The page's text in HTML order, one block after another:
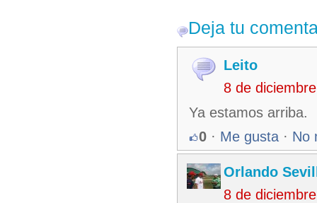
Deja tu
Leito
8 de
Ya estamos arriba.
0 · Me gusta · No
Orlando
8 de